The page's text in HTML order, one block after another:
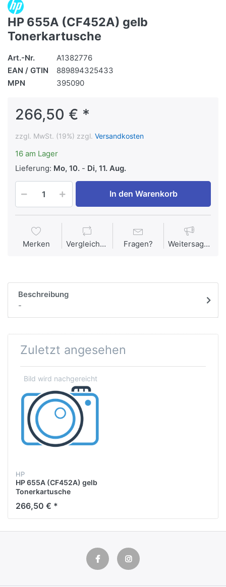
HP 655A (CF452A) gelb
Tonerkartusche
Art.-Nr.
A1382776
EAN / GTIN
889894325433
MPN
395090
266,50 € *
zzgl. MwSt. (19%) zzgl. Versandkosten
16 am Lager
Lieferung: Mo, 10. - Di, 11. Aug.
In den Warenkorb
Merken Vergleichen Fragen? Weitersagen
Beschreibung
-
Zuletzt angesehen
HP
HP 655A (CF452A) gelb
Tonerkartusche
266,50 € *